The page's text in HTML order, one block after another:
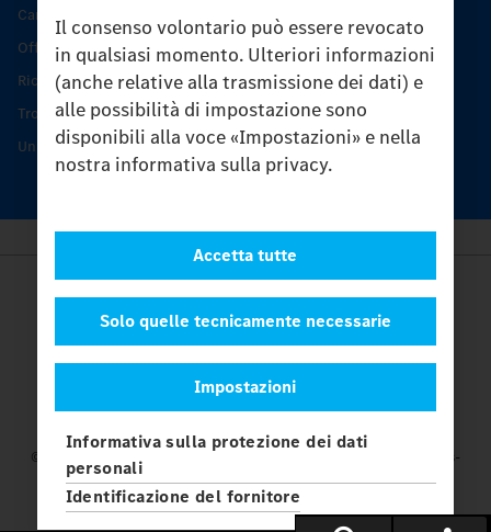
Il consenso volontario può essere revocato
in qualsiasi momento. Ulteriori informazioni
(anche relative alla trasmissione dei dati) e
alle possibilità di impostazione sono
disponibili alla voce «Impostazioni» e nella
nostra informativa sulla privacy.
Impostazioni
Solo quelle tecnicamente necessarie
Accetta tutte
Informativa sulla protezione dei dati
personali
Identificazione del fornitore
Caratteristiche di prodotto
Offerta di servizio Unimog
Ricambi originali
Trovare un partner
Unimog Service Days
Provider
Legal Notice
Contatto
Cookies
Protezione dati
Impostazioni
© 2026 Daimler Truck AG. Tutti i diritti riservati.
e Mercedes-
Benz sono marchi diMercedes-Benz Group AG.